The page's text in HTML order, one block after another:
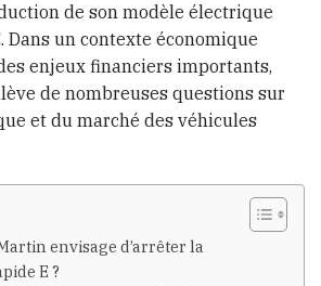
de son modèle électrique
Dans un contexte économique
enjeux financiers importants,
de nombreuses questions sur
et du marché des véhicules
envisage d’arrêter la
E ?